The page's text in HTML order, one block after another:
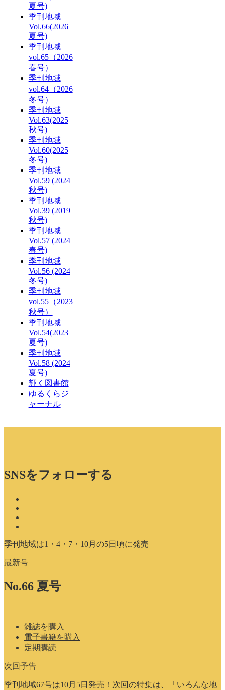
夏号)
季刊地域
Vol.66(2026
夏号)
季刊地域
vol.65（2026
春号）
季刊地域
vol.64（2026
冬号）
季刊地域
Vol.63(2025
秋号)
季刊地域
Vol.60(2025
冬号)
季刊地域
Vol.59 (2024
秋号)
季刊地域
Vol.39 (2019
秋号)
季刊地域
Vol.57 (2024
春号)
季刊地域
Vol.56 (2024
冬号)
季刊地域
vol.55（2023
秋号）
季刊地域
Vol.54(2023
夏号)
季刊地域
Vol.58 (2024
夏号)
輝く図書館
ゆるくらジ
ャーナル
SNSをフォローする
季刊地域は1・4・7・10月の5日頃に発売
最新号
No.66 夏号
雑誌を購入
電子書籍を購入
定期購読
次回予告
季刊地域67号は10月5日発売！次回の特集は、「いろんな地